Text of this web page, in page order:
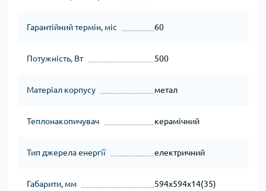
Гарантійний термін, міс 60
Потужність, Вт 500
Матеріал корпусу метал
Теплонакопичувач керамічний
Тип джерела енергії електричний
Габарити, мм 594x594x14(35)